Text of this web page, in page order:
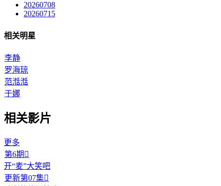
20260708
20260715
相关明星
李静
罗海琼
范湉湉
于娜
相关影片
更多
第6期 
开“麦”大笑吧
更新第07集